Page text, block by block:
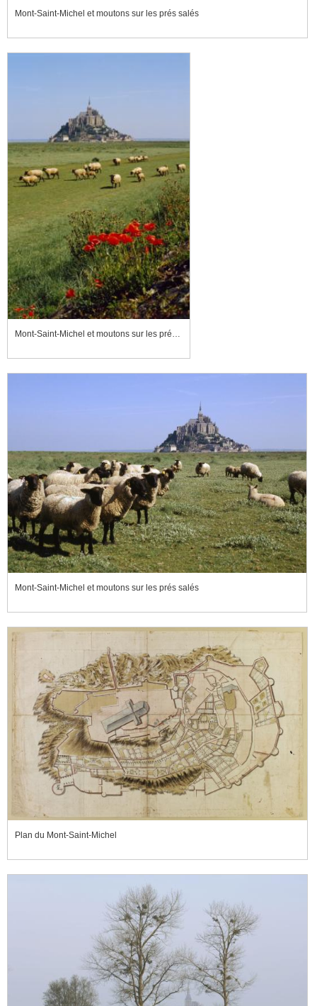
Mont-Saint-Michel et moutons sur les prés salés
Mont-Saint-Michel et moutons sur les prés salés
Mont-Saint-Michel et moutons sur les prés salés
Plan du Mont-Saint-Michel